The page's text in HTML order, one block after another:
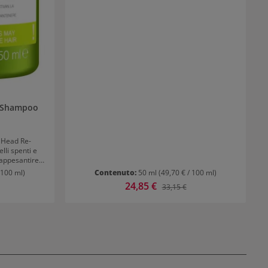
Re-
spenti e
I
più sani e
Tigi Bed
Shampoo
ml)
Contenuto: 50 ml (49,70 € / 100 ml)
Prezzo di vendita:
24,85 € Prezzo normale:
33,15 €